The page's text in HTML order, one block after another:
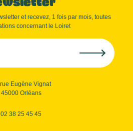
et recevez, 1 fois par mois, toutes
concernant le Loiret
Eugène Vignat
45000 Orléans
02 38 25 45 45